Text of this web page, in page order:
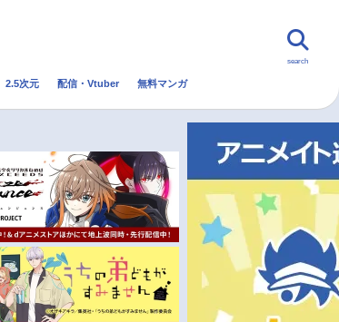
トレンド 無料マンガ
秋アニメ
冬アニメ
search
2.5次元 配信・Vtuber 無料マンガ